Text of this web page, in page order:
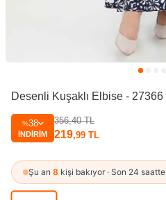
Desenli Kuşaklı Elbise - 27366
%38
İNDIRIM
356,40TL
219,99 TL
Şu an 8 kişi bakıyor · Son 24 saatte